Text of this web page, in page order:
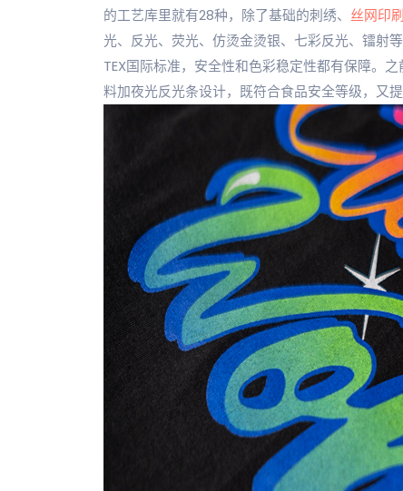
的工艺库里就有28种，除了基础的刺绣、 丝网印刷
光、反光、荧光、仿烫金烫银、七彩反光、镭射
TEX国际标准，安全性和色彩稳定性都有保障。
料加夜光反光条设计，既符合食品安全等级，又